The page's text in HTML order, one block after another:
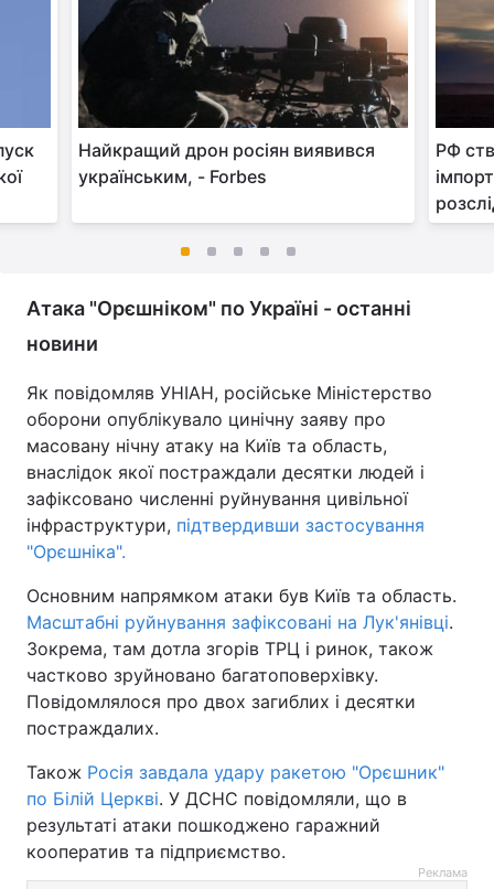
Найкращий дрон росіян виявився
українським, - Forbes
РФ
Атака "Орєшніком" по Україні - останні
новини
Як повідомляв УНІАН, російське Міністерство
оборони опублікувало цинічну заяву про
масовану нічну атаку на Київ та область,
внаслідок якої постраждали десятки людей і
зафіксовано численні руйнування цивільної
інфраструктури, підтвердивши застосування
"Орєшніка".
Основним напрямком атаки був Київ та область.
Масштабні руйнування зафіксовані на Лук'янівці.
Зокрема, там дотла згорів ТРЦ і ринок, також
частково зруйновано багатоповерхівку.
Повідомлялося про двох загиблих і десятки
постраждалих.
Також Росія завдала удару ракетою "Орєшник"
по Білій Церкві. У ДСНС повідомляли, що в
результаті атаки пошкоджено гаражний
кооператив та підприємство.
Реклама